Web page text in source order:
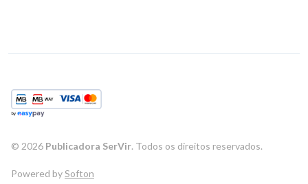
© 2026 Publicadora SerVir. Todos os direitos reservados.
Powered bySofton